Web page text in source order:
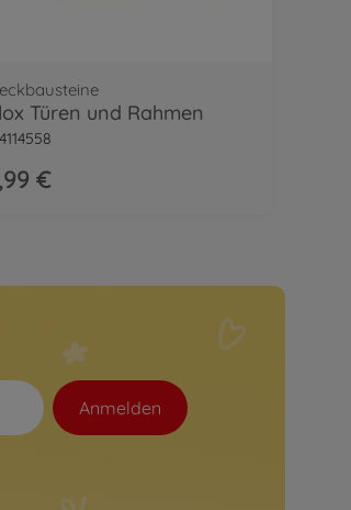
Türen und Rahmen
€
Anmelden